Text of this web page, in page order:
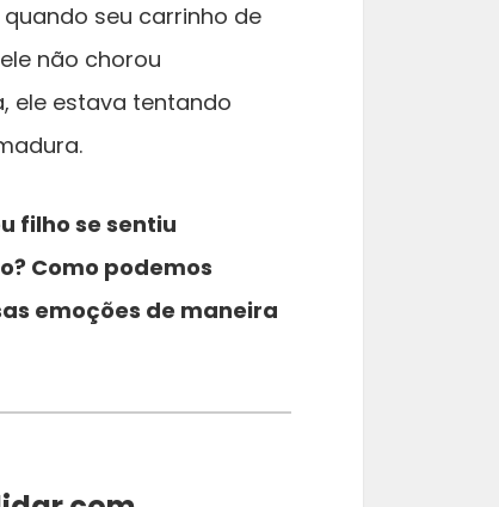
seu carrinho de
não chorou
ele estava tentando
filho se sentiu
Como podemos
emoções de maneira